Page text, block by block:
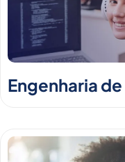
Engenharia